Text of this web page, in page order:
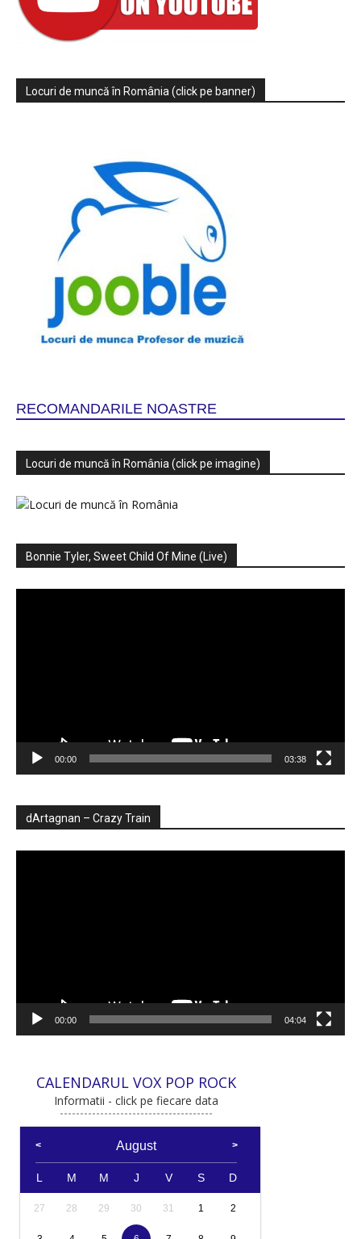
Locuri de muncă în România (click pe banner)
RECOMANDARILE NOASTRE
Locuri de muncă în România (click pe imagine)
Bonnie Tyler, Sweet Child Of Mine (Live)
00:00 03:38
dArtagnan – Crazy Train
00:00 04:04
CALENDARUL VOX POP ROCK
Informatii - click pe fiecare data
August
L M M J V S D
27 28 29 30 31 1 2